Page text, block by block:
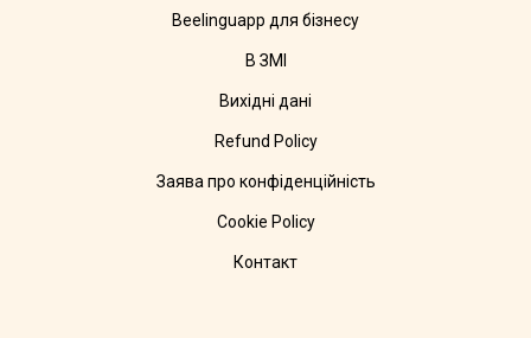
Beelinguapp для бізнесу
В ЗМІ
Вихідні дані
Refund Policy
Заява про конфіденційність
Cookie Policy
Контакт